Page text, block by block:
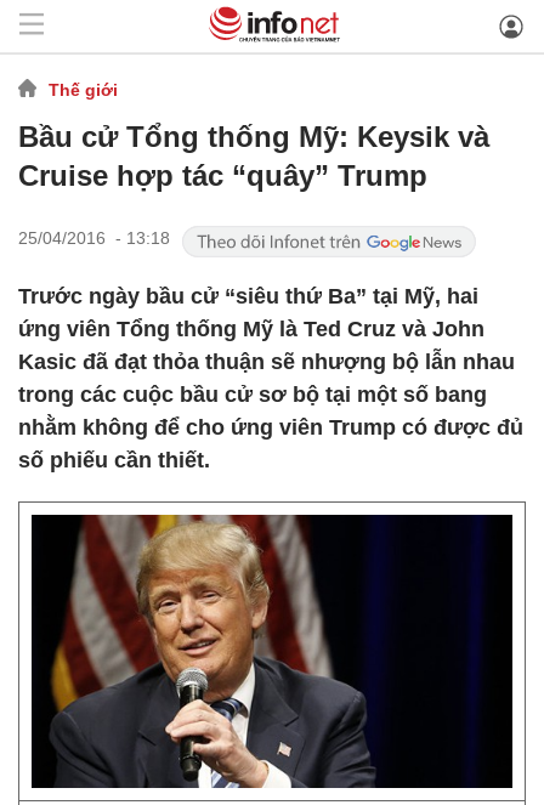
Thế giới
Bầu cử Tổng thống Mỹ: Keysik và
Cruise hợp tác “quây” Trump
25/04/2016 - 13:18
Trước ngày bầu cử “siêu thứ Ba” tại Mỹ, hai
ứng viên Tổng thống Mỹ là Ted Cruz và John
Kasic đã đạt thỏa thuận sẽ nhượng bộ lẫn nhau
trong các cuộc bầu cử sơ bộ tại một số bang
nhằm không để cho ứng viên Trump có được đủ
số phiếu cần thiết.